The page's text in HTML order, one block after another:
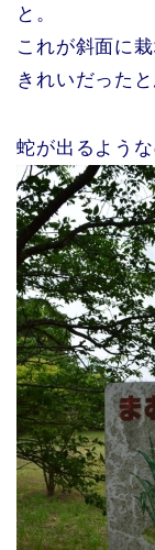
と。
これが斜面に
きれいだった
蛇が出るよう